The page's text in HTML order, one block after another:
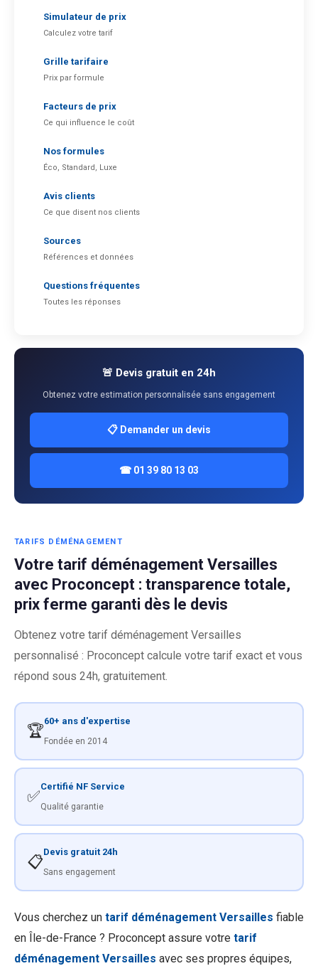
Simulateur de prix
Calculez votre tarif
Grille tarifaire
Prix par formule
Facteurs de prix
Ce qui influence le coût
Nos formules
Éco, Standard, Luxe
Avis clients
Ce que disent nos clients
Sources
Références et données
Questions fréquentes
Toutes les réponses
🚨 Devis gratuit en 24h
Obtenez votre estimation personnalisée sans engagement
📋 Demander un devis
☎ 01 39 80 13 03
TARIFS DÉMÉNAGEMENT
Votre tarif déménagement Versailles
avec Proconcept : transparence totale,
prix ferme garanti dès le devis
Obtenez votre tarif déménagement Versailles
personnalisé : Proconcept calcule votre tarif exact et vous
répond sous 24h, gratuitement.
🏆
60+ ans d'expertise
Fondée en 2014
✅
Certifié NF Service
Qualité garantie
📋
Devis gratuit 24h
Sans engagement
Vous cherchez un tarif déménagement Versailles fiable
en Île-de-France ? Proconcept assure votre tarif
déménagement Versailles avec ses propres équipes,